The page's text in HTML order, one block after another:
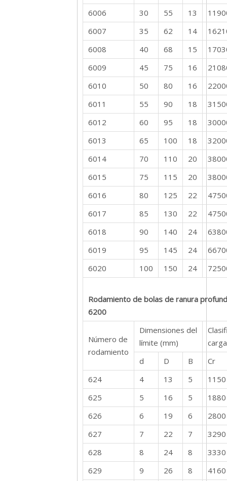
6006
30 55 13
6007
35 62 14
6008
40 68 15
6009
45 75 16
6010
50 80 16
6011
55 90 18
6012
60 95 18
6013
65 100 18
6014
70 110 20
6015
75 115 20
6016
80 125 22
6017
85 130 22
6018
90 140 24
6019
95 145 24
6020
100 150 24
Rodamiento de bolas de ranura
6200
Número de
rodamiento
Dimensiones del
límite (mm)
d
D B
Cr
624
4 13 5
1150
625
5 16 5
1880
626
6 19 6
2800
627
7 22 7
3290
628
8 24 8
3330
629
9 26 8 4160